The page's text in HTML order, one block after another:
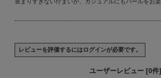
畏まりすぎない佇まいが、カジュアルにもパールをお楽
レビューを評価するにはログインが必要です。
ユーザーレビュー [0件]